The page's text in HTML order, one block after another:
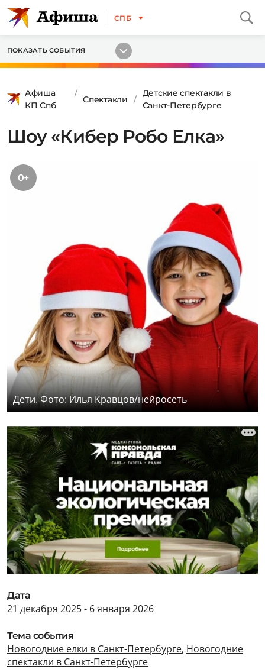
СПБ
ПОКАЗАТЬ СОБЫТИЯ
Афиша
КП Спб
Спектакли
Детские спектакли в
Санкт-Петербурге
Шоу «Кибер Робо Елка»
0+
Дети. Фото: Илья Кравцов/нейросеть
Дата
21 декабря 2025 - 6 января 2026
Тема события
Новогодние елки в Санкт-Петербурге, Новогодние
спектакли в Санкт-Петербурге